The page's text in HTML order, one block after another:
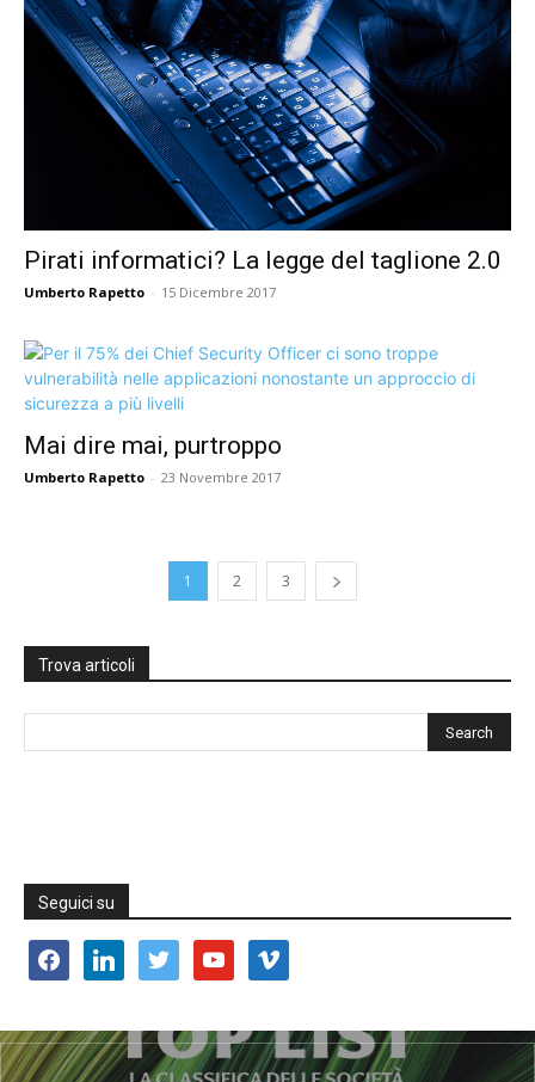
Pirati informatici? La legge del taglione 2.0
Umberto Rapetto - 15 Dicembre 2017
Mai dire mai, purtroppo
Umberto Rapetto - 23 Novembre 2017
1 2 3
Trova articoli
Seguici su
facebooklinkedin twitter youtube vimeo